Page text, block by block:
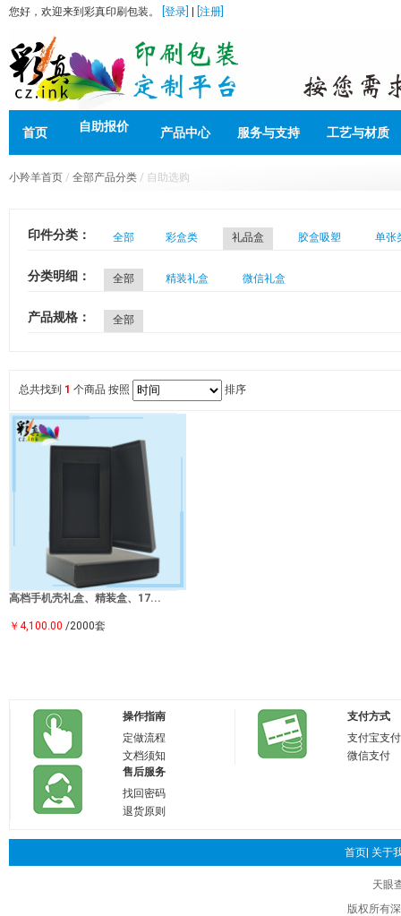
您好，欢迎来到彩真印刷包装。 [登录] [注册]
首页 自助报价 产品中心 服务与支持 工艺与材质
小羚羊首页 / 全部产品分类 / 自助选购
印件分类： 全部 彩盒类 礼品盒 胶盒吸塑 单张
分类明细： 全部 精装礼盒 微信礼盒
产品规格： 全部
总共找到 1 个商品 按照 排序
高档手机壳礼盒、精装盒、17...
￥4,100.00 /2000套
操作指南
定做流程
文档须知
支付方式
支付宝支付
微信支付
售后服务
找回密码
退货原则
首页| 关于
天眼
版权所有